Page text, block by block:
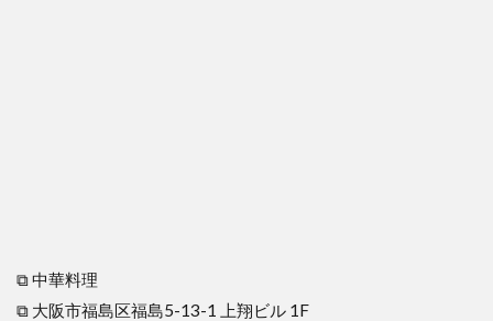
⧉ 中華料理
⧉ 大阪市福島区福島5-13-1 上翔ビル 1F